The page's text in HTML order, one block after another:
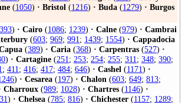
(1050) · Bristol (1216) · Buda (1279) · Burgos
393) · Cairo (1086; 1239) · Calne (979) · Cambrai
(603; 969; 991; 1439; 1554) · Cappadocia
(389) · Caria (368) · Carpentras (527) ·
) · Cartagine (251; 253; 254; 255; 311; 348; 390;
; 411; 416; 417; 484; 646) · Cashel (1171) ·
) · Cesarea (197) · Chalon (603; 649; 813;
Charroux (989; 1028) · Chartres (1146) ·
) · Chelsea (785; 816) · Chichester (1157; 1289;